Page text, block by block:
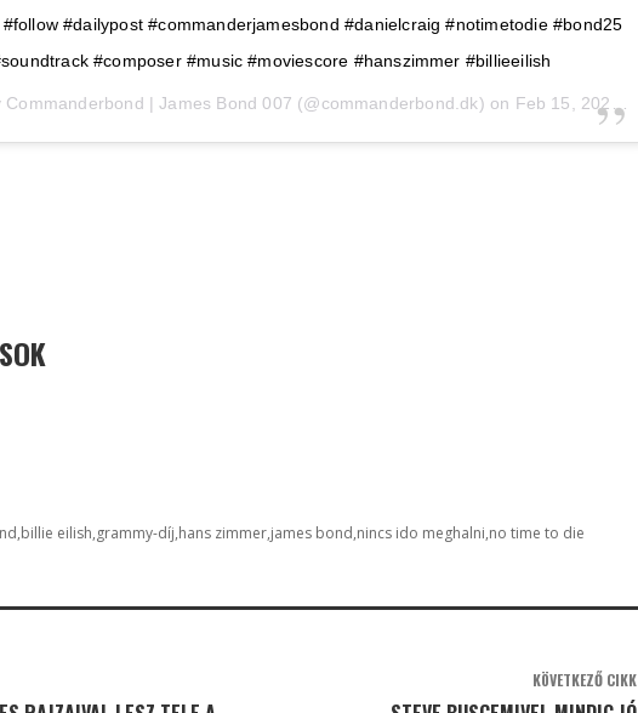
#dailypost #commanderjamesbond #danielcraig #notimetodie #bond25
#composer #music #moviescore #hanszimmer #billieeilish
Commanderbond | James Bond 007 (@commanderbond.dk) on Feb 15, 2020 at 12:06am PST
billie eilish grammy-díj hans zimmer james bond nincs ido meghalni no time to die
KÖVETKEZŐ CIKK